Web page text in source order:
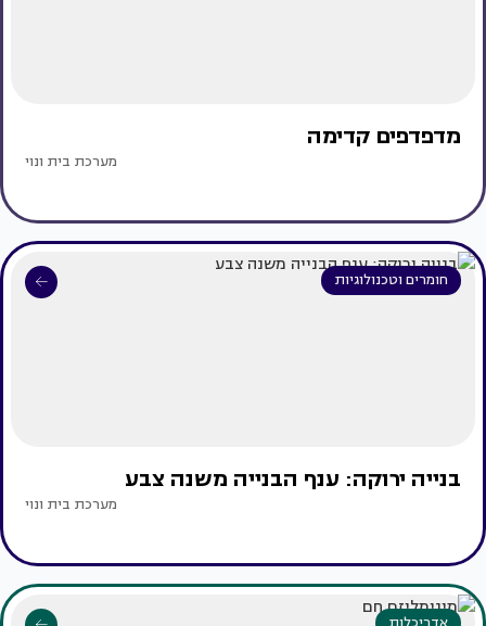
מדפדפים קדימה
מערכת בית ונוי
חומרים וטכנולוגיות
בנייה ירוקה: ענף הבנייה משנה צבע
מערכת בית ונוי